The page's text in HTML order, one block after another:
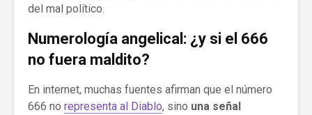
del mal político.
Numerología angelical: ¿y si el 666
no fuera maldito?
En internet, muchas fuentes afirman que el número
666 no representa al Diablo, sino una señal